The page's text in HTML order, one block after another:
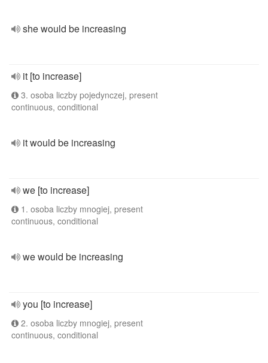
she would be increasing
it [to increase]
3. osoba liczby pojedynczej, present
continuous, conditional
it would be increasing
we [to increase]
1. osoba liczby mnogiej, present
continuous, conditional
we would be increasing
you [to increase]
2. osoba liczby mnogiej, present
continuous, conditional